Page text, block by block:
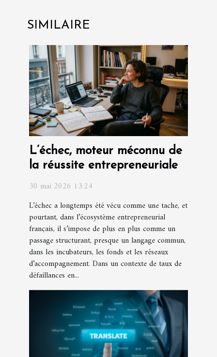
SIMILAIRE
L’échec, moteur méconnu de
la réussite entrepreneuriale
30 mai 2026 13:24
L’échec a longtemps été vécu comme une tache, et
pourtant, dans l’écosystème entrepreneurial
français, il s’impose de plus en plus comme un
passage structurant, presque un langage commun,
dans les incubateurs, les fonds et les réseaux
d’accompagnement. Dans un contexte de taux de
défaillances en...